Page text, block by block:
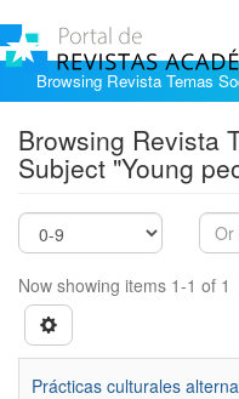
Browsing Revista Temas
Browsing Revista
Subject "Young
Now showing items 1-1 of 1
Prácticas culturales